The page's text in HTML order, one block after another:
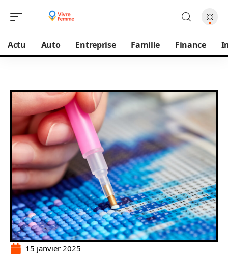
Actu Auto Entreprise Famille Finance
15 janvier 2025